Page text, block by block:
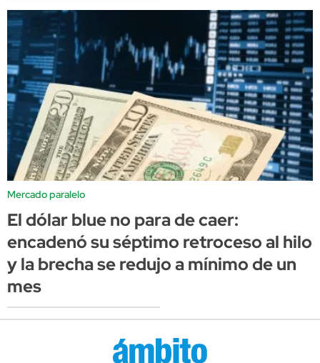
Mercado paralelo
El dólar blue no para de caer:
encadenó su séptimo retroceso al hilo
y la brecha se redujo a mínimo de un
mes